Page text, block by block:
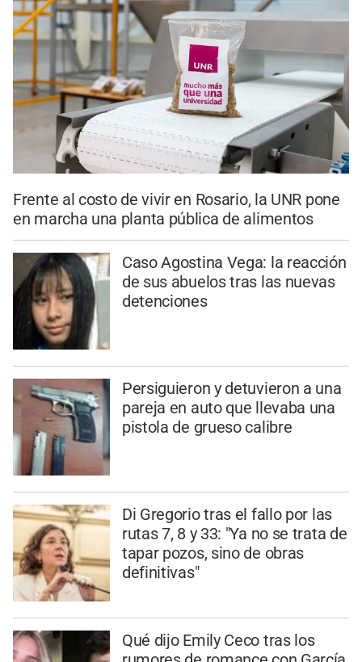
Frente al costo de vivir en Rosario, la UNR pone
en marcha una planta pública de alimentos
Caso Agostina Vega: la reacción
de sus abuelos tras las nuevas
detenciones
Persiguieron y detuvieron a una
pareja en auto que llevaba una
pistola de grueso calibre
Di Gregorio tras el fallo por las
rutas 7, 8 y 33: "Ya no se trata de
tapar pozos, sino de obras
definitivas"
Qué dijo Emily Ceco tras los